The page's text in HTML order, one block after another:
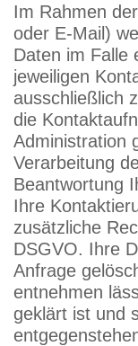
Im Rahmen
oder E-Mail)
Daten im Falle
jeweiligen
ausschließlich
die
Administration
Verarbeitung
Beantwortung
Ihre
zusätzliche
DSGVO. Ihre
Anfrage
entnehmen
geklärt ist und